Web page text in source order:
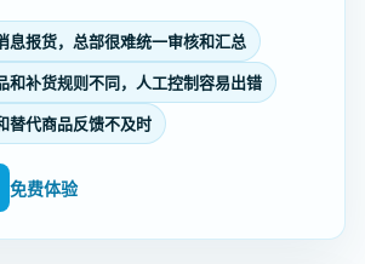
息报货，总部很难统一审核和汇总
和补货规则不同，人工控制容易出错
替代商品反馈不及时
免费体验